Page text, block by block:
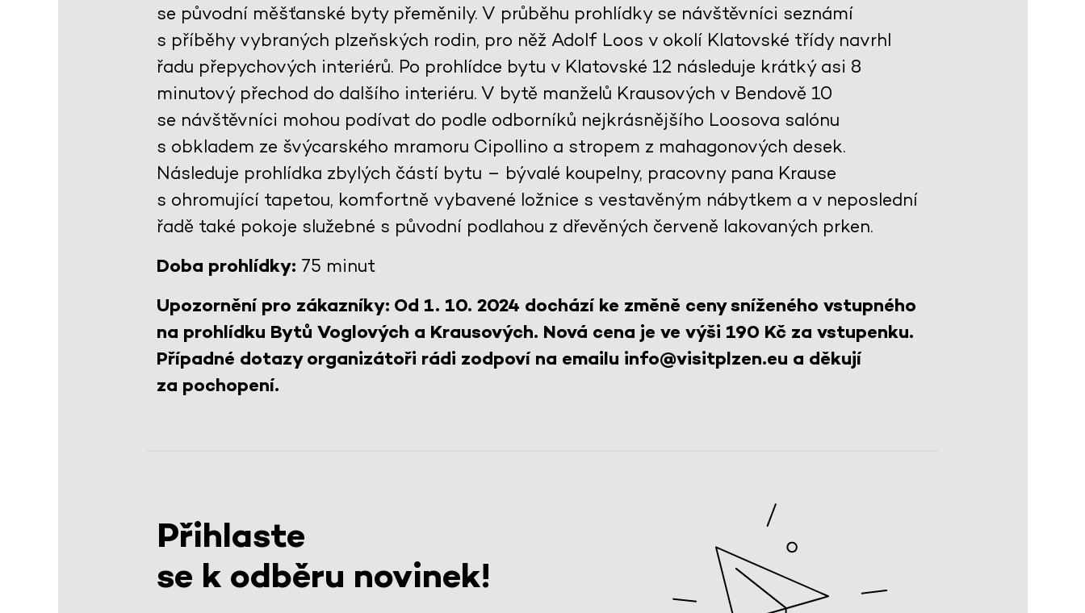
se původní měšťanské byty přeměnily. V průběhu prohlídky se návštěvníci seznámí
s příběhy vybraných plzeňských rodin, pro něž Adolf Loos v okolí Klatovské třídy navrhl
řadu přepychových interiérů. Po prohlídce bytu v Klatovské 12 následuje krátký asi 8
minutový přechod do dalšího interiéru. V bytě manželů Krausových v Bendově 10
se návštěvníci mohou podívat do podle odborníků nejkrásnějšího Loosova salónu
s obkladem ze švýcarského mramoru Cipollino a stropem z mahagonových desek.
Následuje prohlídka zbylých částí bytu – bývalé koupelny, pracovny pana Krause
s ohromující tapetou, komfortně vybavené ložnice s vestavěným nábytkem a v neposlední
řadě také pokoje služebné s původní podlahou z dřevěných červeně lakovaných prken.
Doba prohlídky: 75 minut
Upozornění pro zákazníky: Od 1. 10. 2024 dochází ke změně ceny sníženého vstupného
na prohlídku Bytů Voglových a Krausových. Nová cena je ve výši 190 Kč za vstupenku.
Případné dotazy organizátoři rádi zodpoví na emailu info@visitplzen.eu a děkují
za pochopení.
Přihlaste
se k odběru novinek!